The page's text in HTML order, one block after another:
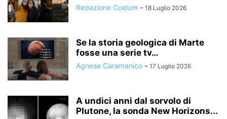
Redazione Coelum - 18 Luglio 2026
Se la storia geologica di Marte
fosse una serie tv…
Agnese Caramanico - 17 Luglio 2026
A undici anni dal sorvolo di
Plutone, la sonda New Horizons...